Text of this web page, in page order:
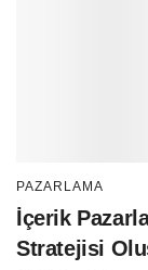
PAZARLAMA
İçerik
Stratejisi